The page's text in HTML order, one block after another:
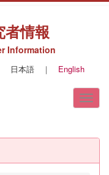
者情報
Information
日本語 ｜ English